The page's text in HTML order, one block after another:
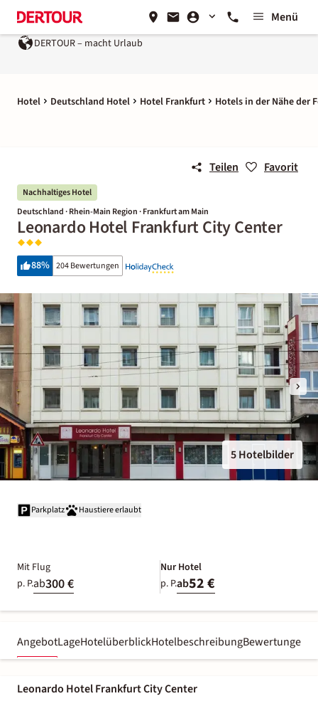
Menü
DERTOUR – macht Urlaub
Hotel Deutschland Hotel Hotel Frankfurt Hotels in der Nähe der
Teilen Favorit
Nachhaltiges Hotel
Deutschland · Rhein-Main Region · Frankfurt am Main
Leonardo Hotel Frankfurt City Center
88% 204 Bewertungen
5 Hotelbilder
Parkplatz Haustiere erlaubt
Mit Flug
p. P.ab300 €
Nur Hotel
p. P.ab52 €
AngebotLageHotelüberblickHotelbeschreibungBewertungen
Leonardo Hotel Frankfurt City Center